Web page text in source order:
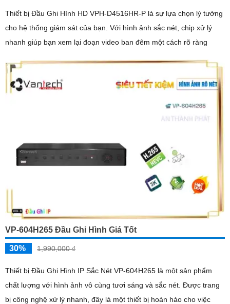
Thiết bị Đầu Ghi Hình HD VPH-D4516HR-P là sự lựa chọn lý tưởng
cho hệ thống giám sát của bạn. Với hình ảnh sắc nét, chip xử lý
nhanh giúp bạn xem lại đoạn video ban đêm một cách rõ ràng
VP-604H265 Đầu Ghi Hình Giá Tốt
30% 1,990,000 ₫
Thiết bị Đầu Ghi Hình IP Sắc Nét VP-604H265 là một sản phẩm
chất lượng với hình ảnh vô cùng tươi sáng và sắc nét. Được trang
bị công nghệ xử lý nhanh, đây là một thiết bị hoàn hảo cho việc